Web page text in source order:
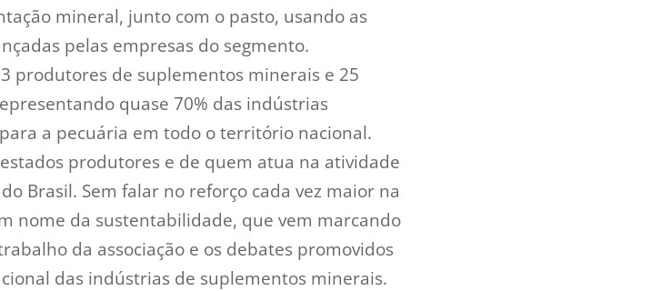
mineral, junto com o pasto, usando as
pelas empresas do segmento.
produtores de suplementos minerais e 25
quase 70% das indústrias
a pecuária em todo o território nacional.
produtores e de quem atua na atividade
Brasil. Sem falar no reforço cada vez maior na
nome da sustentabilidade, que vem marcando
da associação e os debates promovidos
das indústrias de suplementos minerais.